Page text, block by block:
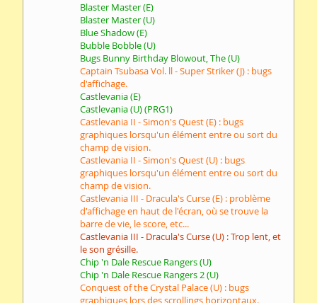
Blaster Master (E)
Blaster Master (U)
Blue Shadow (E)
Bubble Bobble (U)
Bugs Bunny Birthday Blowout, The (U)
Captain Tsubasa Vol. ll - Super Striker (J) : bugs
d'affichage.
Castlevania (E)
Castlevania (U) (PRG1)
Castlevania II - Simon's Quest (E) : bugs
graphiques lorsqu'un élément entre ou sort du
champ de vision.
Castlevania II - Simon's Quest (U) : bugs
graphiques lorsqu'un élément entre ou sort du
champ de vision.
Castlevania III - Dracula's Curse (E) : problème
d'affichage en haut de l'écran, où se trouve la
barre de vie, le score, etc...
Castlevania III - Dracula's Curse (U) : Trop lent, et
le son grésille.
Chip 'n Dale Rescue Rangers (U)
Chip 'n Dale Rescue Rangers 2 (U)
Conquest of the Crystal Palace (U) : bugs
graphiques lors des scrollings horizontaux.